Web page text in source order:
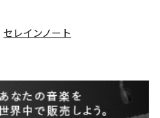
セレインノート